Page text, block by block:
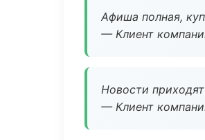
Афиша полная,
— Клиент
Новости
— Клиент